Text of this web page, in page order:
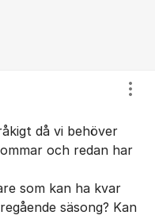
då vi behöver
och redan har
som kan ha kvar
säsong? Kan